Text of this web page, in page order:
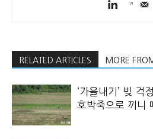
RELATED ARTICLES MORE
‘가을내기’ 빚 걱
호박죽으로 끼니